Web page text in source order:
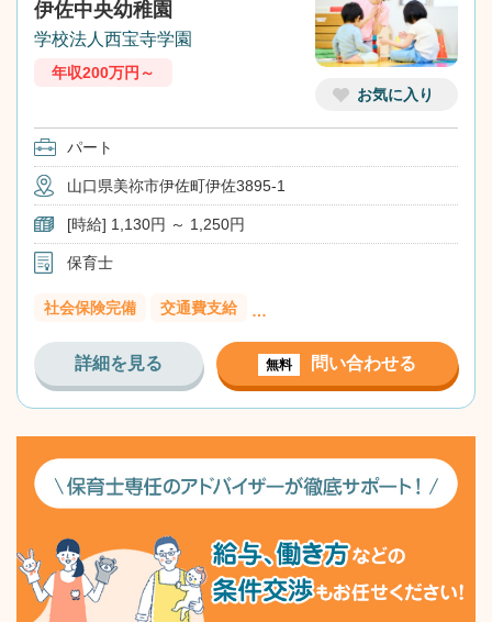
お気に入り
伊佐中央幼稚園
学校法人西宝寺学園
年収200万円～
パート
山口県美祢市伊佐町伊佐3895-1
[時給] 1,130円 ～ 1,250円
保育士
社会保険完備 交通費支給 …
詳細を見る 無料 問い合わせる